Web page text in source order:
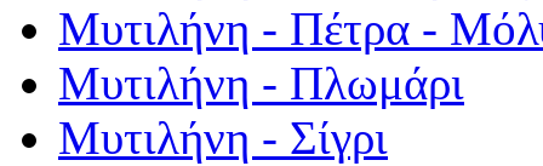
Μυτιλήνη - Πέτρα -
Μυτιλήνη - Πλωμάρι
Μυτιλήνη - Σίγρι